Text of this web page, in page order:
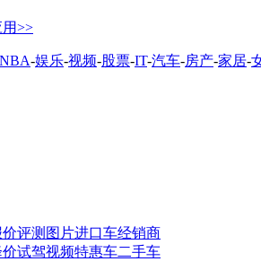
>>
NBA-娱乐-视频-股票-IT-汽车-房产-家居-
评测 图片进口车经销商
价试驾视频特惠车二手车